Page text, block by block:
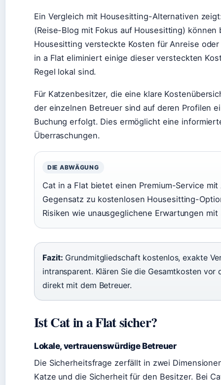
Ein Vergleich mit Housesitting-Alternativen
(Reise-Blog mit Fokus auf Housesitting) können
Housesitting versteckte Kosten für Anreise
in a Flat eliminiert einige dieser versteckten
Regel lokal sind.
Für Katzenbesitzer, die eine klare
der einzelnen Betreuer sind auf deren Profilen
Buchung erfolgt. Dies ermöglicht eine
Überraschungen.
DIE ABWÄGUNG
Cat in a Flat bietet einen Premium-Service mit
Gegensatz zu kostenlosen Housesitting-
Risiken wie unausgeglichene Erwartungen
Fazit: Grundmitgliedschaft kostenlos, exakte
intransparent. Klären Sie die Gesamtkosten vor
direkt mit dem Betreuer.
Ist Cat in a Flat sicher?
Lokale, vertrauenswürdige Betreuer
Die Sicherheitsfrage zerfällt in zwei
Katze und die Sicherheit für den Besitzer. Bei